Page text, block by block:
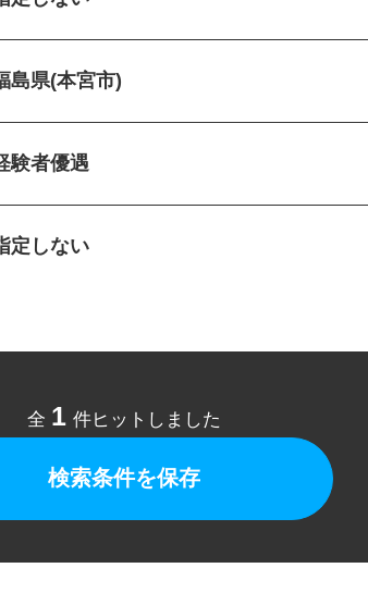
指定しない
福島県(本宮市)
経験者優遇
指定しない
全1件ヒットしました
検索条件を保存